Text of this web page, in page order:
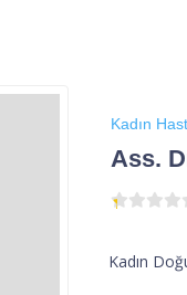
Kadın
Ass.
Kadın